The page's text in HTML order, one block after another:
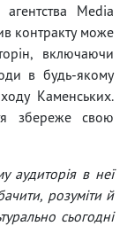
Media
контракту може
включаючи
в будь-якому
Каменських.
збереже свою
аудиторія в неї
розуміти й
сьогодні